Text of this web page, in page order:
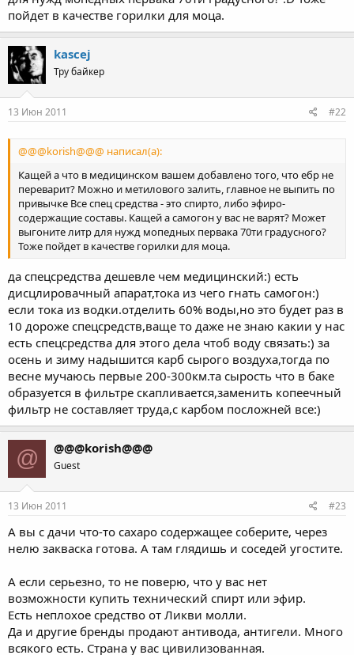
пойдет в качестве горилки для моца.
kascej
Тру байкер
13 Июн 2011 #22
@@@korish@@@ написал(а):
Кащей а что в медицинском вашем добавлено того, что ебр не
переварит? Можно и метилового залить, главное не выпить по
привычке Все спец средства - это спирто, либо эфиро-
содержащие составы. Кащей а самогон у вас не варят? Может
выгоните литр для нужд мопедных первака 70ти градусного?
Тоже пойдет в качестве горилки для моца.
да спецсредства дешевле чем медицинский:) есть
дисцлировачный апарат,тока из чего гнать самогон:)
если тока из водки.отделить 60% воды,но это будет раз в
10 дороже спецсредств,ваще то даже не знаю какии у нас
есть спецсредства для этого дела чтоб воду связать:) за
осень и зиму надышится карб сырого воздуха,тогда по
весне мучаюсь первые 200-300км.та сырость что в баке
образуется в фильтре скапливается,заменить копеечный
фильтр не составляет труда,с карбом посложней все:)
@ @@@korish@@@
Guest
13 Июн 2011 #23
А вы с дачи что-то сахаро содержащее соберите, через
нелю закваска готова. А там глядишь и соседей угостите.
А если серьезно, то не поверю, что у вас нет
возможности купить технический спирт или эфир.
Есть неплохое средство от Ликви молли.
Да и другие бренды продают антивода, антигели. Много
всякого есть. Страна у вас цивилизованная.